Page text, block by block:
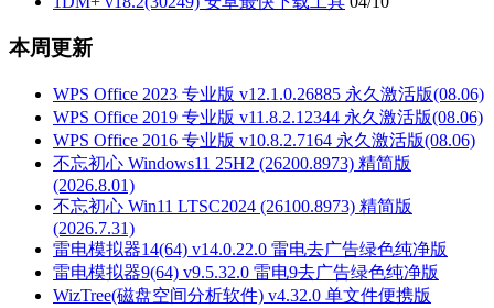
本周更新
WPS Office 2023 专业版 v12.1.0.26885 永久激活版(08.06)
WPS Office 2019 专业版 v11.8.2.12344 永久激活版(08.06)
WPS Office 2016 专业版 v10.8.2.7164 永久激活版(08.06)
不忘初心 Windows11 25H2 (26200.8973) 精简版
(2026.8.01)
不忘初心 Win11 LTSC2024 (26100.8973) 精简版
(2026.7.31)
雷电模拟器14(64) v14.0.22.0 雷电去广告绿色纯净版
雷电模拟器9(64) v9.5.32.0 雷电9去广告绿色纯净版
WizTree(磁盘空间分析软件) v4.32.0 单文件便携版